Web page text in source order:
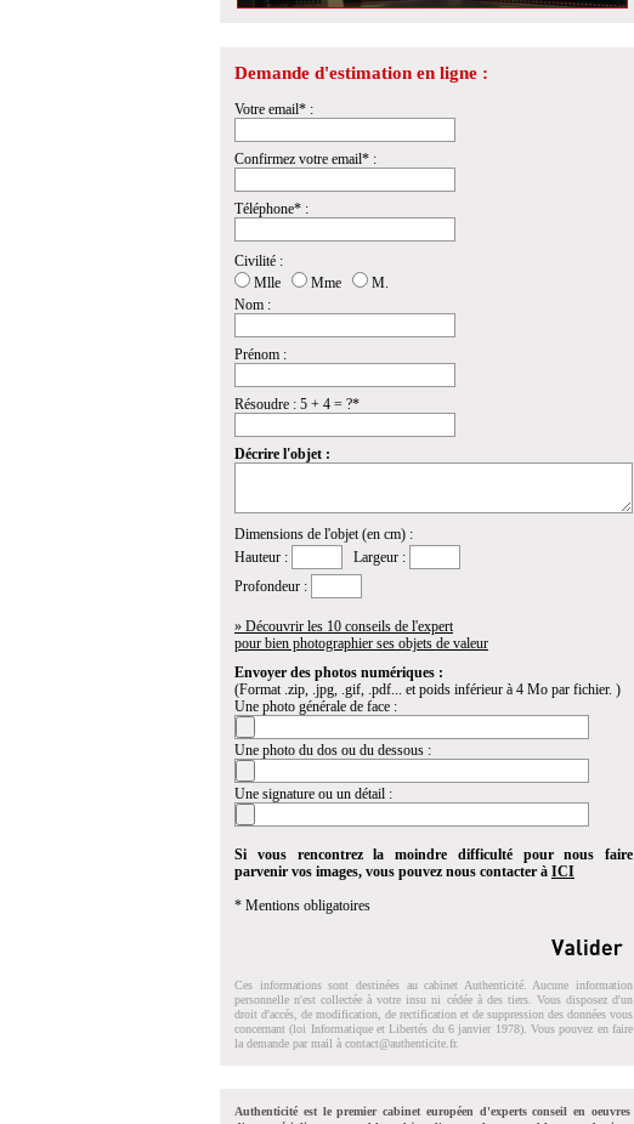
Demande d'estimation en ligne :
Votre email* :
Confirmez votre email* :
Téléphone* :
Civilité :
Mlle
Mme
M.
Nom :
Prénom :
Résoudre : 5 + 4 = ?*
Décrire l'objet :
Dimensions de l'objet (en cm) :
Hauteur :
Largeur :
Profondeur :
» Découvrir les 10 conseils de l'expert
pour bien photographier ses objets de valeur
Envoyer des photos numériques :
(Format .zip, .jpg, .gif, .pdf... et poids inférieur à 4 Mo par fichier. )
Une photo générale de face :
Une photo du dos ou du dessous :
Une signature ou un détail :
Si vous rencontrez la moindre difficulté pour nous faire
parvenir vos images, vous pouvez nous contacter à ICI
* Mentions obligatoires
Ces informations sont destinées au cabinet Authenticité. Aucune information
personnelle n'est collectée à votre insu ni cédée à des tiers. Vous disposez d'un
droit d'accés, de modification, de rectification et de suppression des données vous
concernant (loi Informatique et Libertés du 6 janvier 1978). Vous pouvez en faire
la demande par mail à contact@authenticite.fr.
Authenticité est le premier cabinet européen d'experts conseil en oeuvres